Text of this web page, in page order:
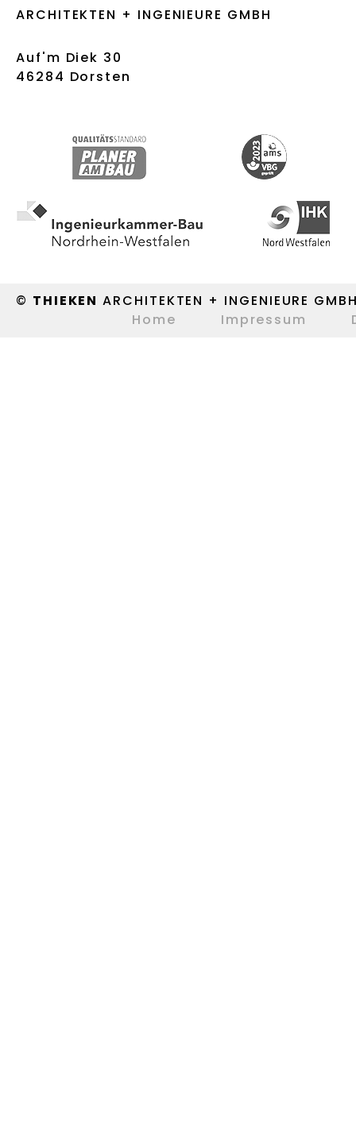
ARCHITEKTEN + INGENIEURE GMBH
Auf'm Diek 30
46284 Dorsten
© THIEKEN ARCHITEKTEN + INGENIEURE
Home
Impressum